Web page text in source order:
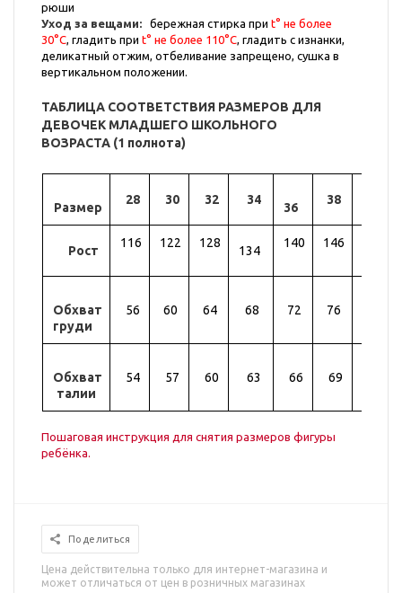
рюши
Уход за вещами: бережная стирка при t° не более
30°С, гладить при t° не более 110°С, гладить с изнанки,
деликатный отжим, отбеливание запрещено, сушка в
вертикальном положении.
ТАБЛИЦА СООТВЕТСТВИЯ РАЗМЕРОВ ДЛЯ
ДЕВОЧЕК МЛАДШЕГО ШКОЛЬНОГО
ВОЗРАСТА (1 полнота)
Размер
28 30 32 34
36
38
Рост
116 122 128
134
140 146
Обхват
груди
56 60 64 68 72 76
Обхват
талии
54 57 60 63 66 69
Пошаговая инструкция для снятия размеров фигуры
ребёнка.
Поделиться
Цена действительна только для интернет-магазина и
может отличаться от цен в розничных магазинах